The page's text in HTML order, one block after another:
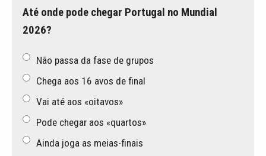
Até onde pode chegar Portugal no Mundial
2026?
Não passa da fase de grupos
Chega aos 16 avos de final
Vai até aos «oitavos»
Pode chegar aos «quartos»
Ainda joga as meias-finais